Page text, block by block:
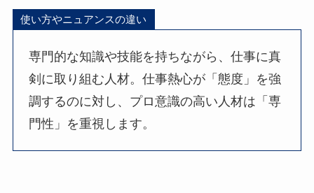
使い方やニュアンスの違い
専門的な知識や技能を持ちながら、仕事に真
剣に取り組む人材。仕事熱心が「態度」を強
調するのに対し、プロ意識の高い人材は「専
門性」を重視します。